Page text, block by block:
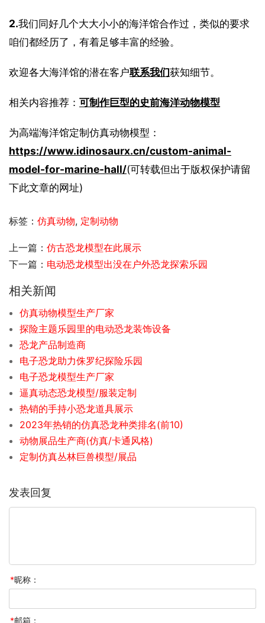
2.我们同好几个大大小小的海洋馆合作过，类似的要求
咱们都经历了，有着足够丰富的经验。
欢迎各大海洋馆的潜在客户联系我们获知细节。
相关内容推荐： 可制作巨型的史前海洋动物模型
为高端海洋馆定制仿真动物模型：
https://www.idinosaurx.cn/custom-animal-
model-for-marine-hall/(可转载但出于版权保护请留
下此文章的网址)
标签： 仿真动物, 定制动物
上一篇： 仿古恐龙模型在此展示
下一篇： 电动恐龙模型出没在户外恐龙探索乐园
相关新闻
仿真动物模型生产厂家
探险主题乐园里的电动恐龙装饰设备
恐龙产品制造商
电子恐龙助力侏罗纪探险乐园
电子恐龙模型生产厂家
逼真动态恐龙模型/服装定制
热销的手持小恐龙道具展示
2023年热销的仿真恐龙种类排名(前10)
动物展品生产商(仿真/卡通风格)
定制仿真丛林巨兽模型/展品
发表回复
*昵称：
*邮箱：